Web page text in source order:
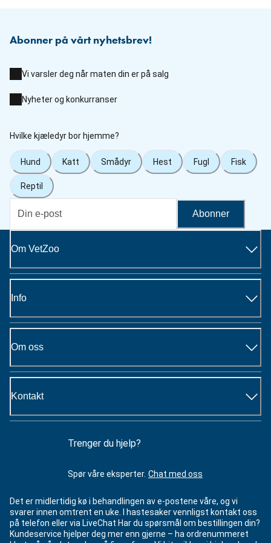
Abonner på vårt nyhetsbrev!
Vi varsler deg når maten din er på salg
Nyheter og konkurranser
Hvilke kjæledyr bor hjemme?
Hund Katt Smådyr Hest Fugl Fisk
Reptil
Abonner
Om VetZoo
Info
Om oss
Kontakt
Trenger du hjelp?
Spør våre eksperter. Chat med oss
Det er midlertidig kø i behandlingen av e-postene våre, og vi
svarer innen omtrent en uke. I hastesaker vennligst kontakt oss
på telefon eller via LiveChat Har du spørsmål om bestillingen din?
Kundeservice hjelper deg mer enn gjerne – ha ordrenummeret